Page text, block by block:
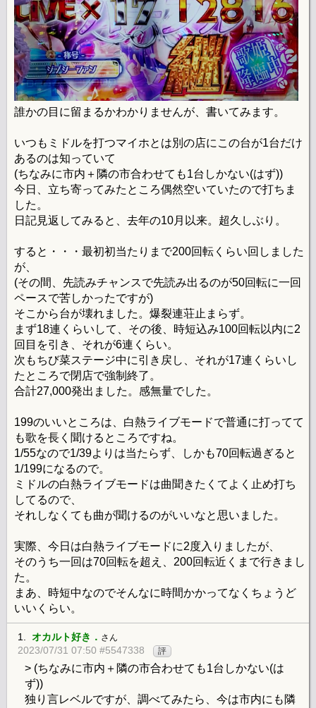
誰かの目に留まるかわかりませんが、書いてみます。
いつもミドルを打つマイホとは別の店にこの台が1台だけ
あるのは知っていて
(ちなみに市内＋隣の市合わせても1台しかない(はず))
今日、立ち寄ってみたところ偶然空いていたので打ちま
した。
日記見返してみると、去年の10月以来。超久しぶり。
すると・・・最初初当たりまで200回転くらい回しました
が、
(その間、先読みチャンスで先読み出るのが50回転に一回
ペースで苦しかったですが)
そこから台が壊れました。爆裂連荘止まらず。
まず18連くらいして、その後、時短込み100回転以内に2
回目を引き、それが6連くらい。
次もちび菜ステージ中に引き戻し、それが17連くらいし
たところで閉店で強制終了。
合計27,000発出ました。感無量でした。
199のいいところは、白熱ライブモードで普通に打ってて
も歌を長く聞けるところですね。
1/55なので1/39よりは当たらず、しかも70回転過ぎると
1/199になるので。
ミドルの白熱ライブモードは曲聞きたくてよく止め打ち
してるので、
それしなくても曲が聞けるのがいいなと思いました。
実際、今日は白熱ライブモードに2度入りましたが、
そのうち一回は70回転を超え、200回転近くまで行きまし
た。
まあ、時短中なのでそんなに時間かかってなくちょうど
いいくらい。
1. オカルト好き． さん
2023/07/31 07:50 #5547338 評
> (ちなみに市内＋隣の市合わせても1台しかない(は
ず))
独り言レベルですが、調べてみたら、今は市内にも隣